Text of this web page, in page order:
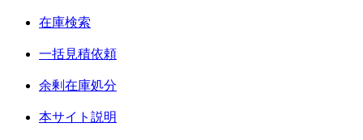
在庫検索
一括見積依頼
余剰在庫処分
本サイト説明